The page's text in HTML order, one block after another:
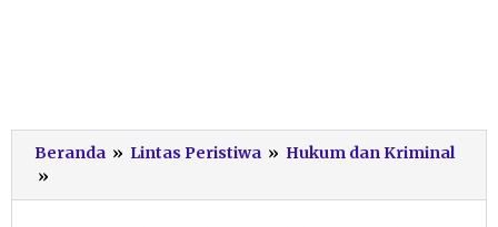
Beranda » Lintas Peristiwa » Hukum dan Kriminal
»
Dua